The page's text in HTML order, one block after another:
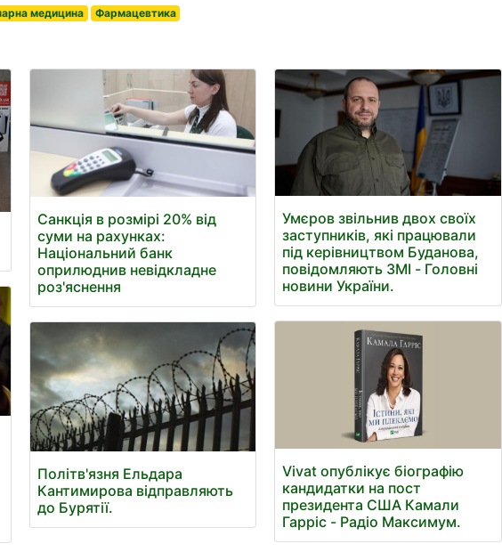
медицина Фармацевтика
Санкція в розмірі 20% від
суми на рахунках:
Національний банк
оприлюднив невідкладне
роз'яснення
Політв'язня Ельдара
Кантимирова відправляють
до Бурятії.
Умєров звільнив двох своїх
заступників, які працювали
під керівництвом Буданова,
повідомляють ЗМІ - Головні
новини України.
Vivat опублікує біографію
кандидатки на пост
президента США Камали
Гарріс - Радіо Максимум.